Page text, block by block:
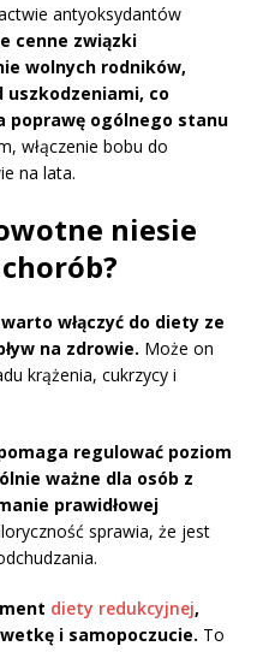
antyoksydantów
cenne związki
wolnych rodników,
uszkodzeniami, co
poprawę ogólnego stanu
włączenie bobu do
na lata.
niesie
włączyć do diety ze
na zdrowie. Może on
krążenia, cukrzycy i
regulować poziom
ważne dla osób z
prawidłowej
sprawia, że jest
diety redukcyjnej,
i samopoczucie. To